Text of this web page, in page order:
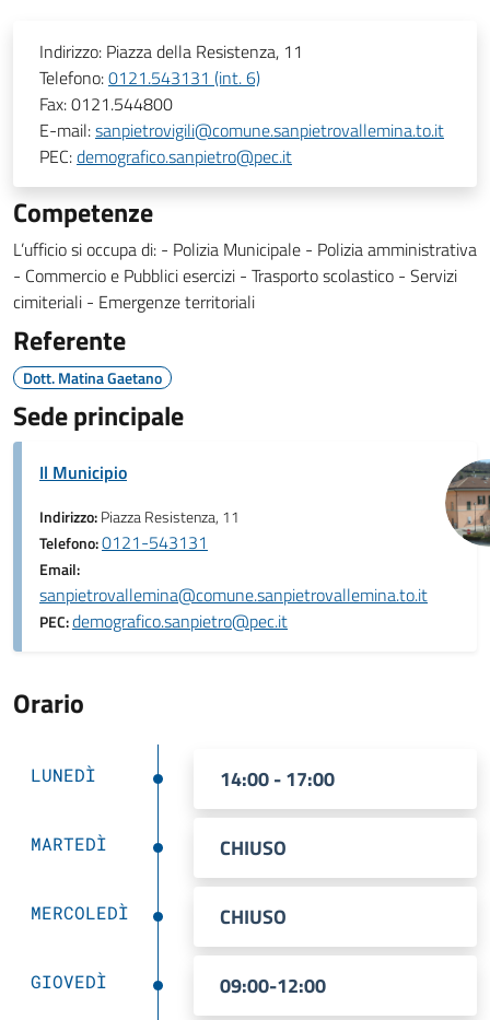
Indirizzo: Piazza della Resistenza, 11
Telefono:0121.543131 (int. 6)
Fax:0121.544800
E-mail:sanpietrovigili@comune.sanpietrovallemina.to.it
PEC:demografico.sanpietro@pec.it
Competenze
L’ufficio si occupa di: - Polizia Municipale - Polizia amministrativa
- Commercio e Pubblici esercizi - Trasporto scolastico - Servizi
cimiteriali - Emergenze territoriali
Referente
Dott. Matina Gaetano
Sede principale
Il Municipio
Indirizzo:Piazza Resistenza, 11
Telefono:0121-543131
Email:
sanpietrovallemina@comune.sanpietrovallemina.to.it
PEC:demografico.sanpietro@pec.it
Orario
LUNEDÌ 14:00 - 17:00
MARTEDÌ CHIUSO
MERCOLEDÌ CHIUSO
GIOVEDÌ 09:00-12:00